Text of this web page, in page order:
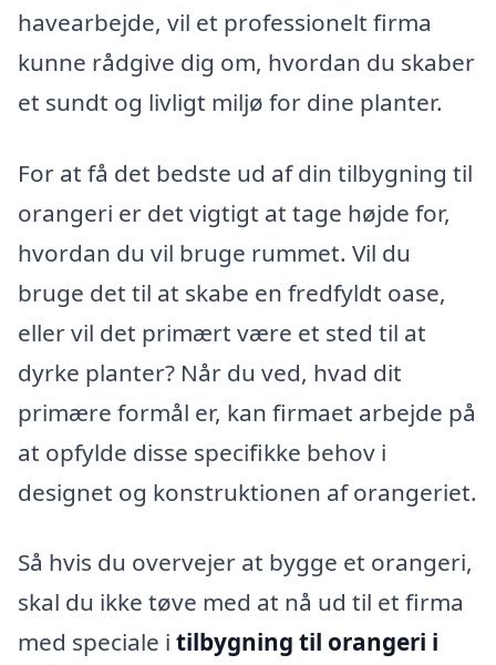
havearbejde, vil et professionelt firma
kunne rådgive dig om, hvordan du skaber
et sundt og livligt miljø for dine planter.
For at få det bedste ud af din tilbygning til
orangeri er det vigtigt at tage højde for,
hvordan du vil bruge rummet. Vil du
bruge det til at skabe en fredfyldt oase,
eller vil det primært være et sted til at
dyrke planter? Når du ved, hvad dit
primære formål er, kan firmaet arbejde på
at opfylde disse specifikke behov i
designet og konstruktionen af orangeriet.
Så hvis du overvejer at bygge et orangeri,
skal du ikke tøve med at nå ud til et firma
med speciale i tilbygning til orangeri i